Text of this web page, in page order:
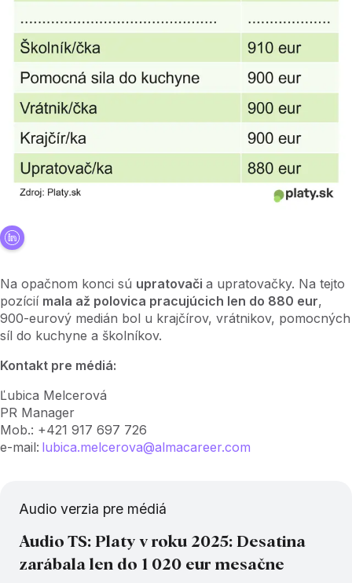
Na opačnom konci sú upratovači a upratovačky. Na tejto
pozícií mala až polovica pracujúcich len do 880 eur,
900-eurový medián bol u krajčírov, vrátnikov, pomocných
síl do kuchyne a školníkov.
Kontakt pre médiá:
Ľubica Melcerová
PR Manager
Mob.: +421 917 697 726
e-mail: lubica.melcerova@almacareer.com
Audio verzia pre médiá
Audio TS: Platy v roku 2025: Desatina
zarábala len do 1 020 eur mesačne